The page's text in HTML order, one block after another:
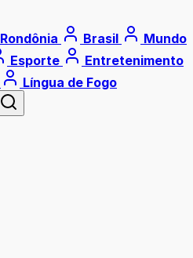
Rondônia Brasil
Mundo
Esporte
Entretenimento
Língua de Fogo